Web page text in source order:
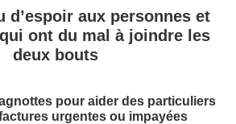
d’espoir aux personnes et
ont du mal à joindre les
deux bouts
pour aider des particuliers
urgentes ou impayées